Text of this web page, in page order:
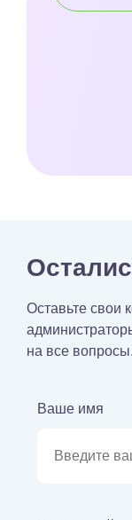
Оставьте свои
на все вопросы.
Ваше имя